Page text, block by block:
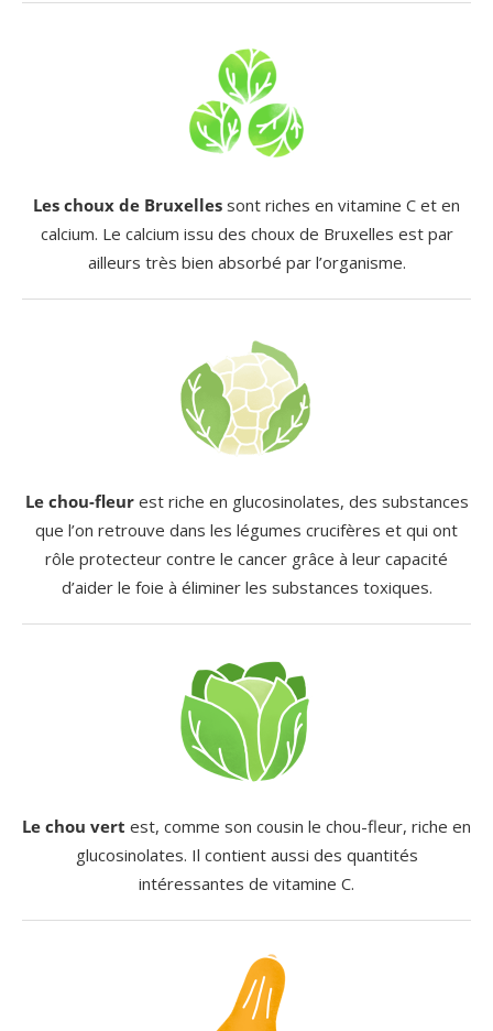
Les choux de Bruxelles sont riches en vitamine C et en
calcium. Le calcium issu des choux de Bruxelles est par
ailleurs très bien absorbé par l’organisme.
Le chou-fleurest riche en glucosinolates, des substances
que l’on retrouve dans les légumes crucifères et qui ont
rôle protecteur contre le cancer grâce à leur capacité
d’aider le foie à éliminer les substances toxiques.
Le chou vert est, comme son cousin le chou-fleur, riche en
glucosinolates. Il contient aussi des quantités
intéressantes de vitamine C.